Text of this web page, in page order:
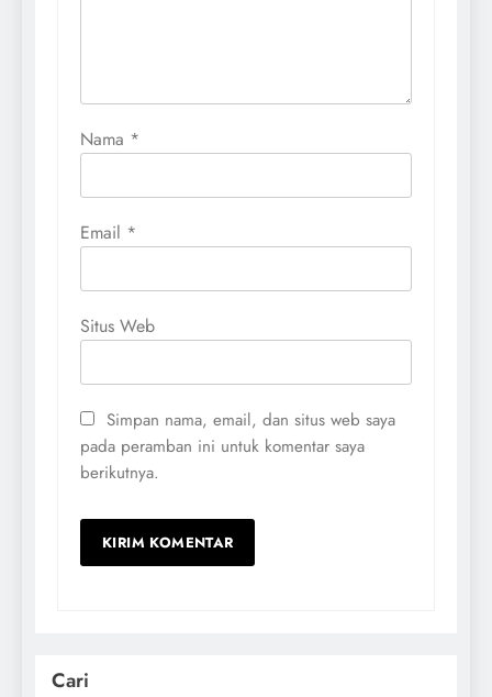
Nama *
Email *
Situs Web
Simpan nama, email, dan situs web saya
pada peramban ini untuk komentar saya
berikutnya.
Cari